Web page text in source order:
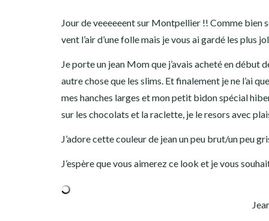
Jour de veeeeeent sur Montpellier !! Comme bien
vent l’air d’une folle mais je vous ai gardé les plus
Je porte un jean Mom que j’avais acheté en début
autre chose que les slims. Et finalement je ne l’ai
mes hanches larges et mon petit bidon spécial
sur les chocolats et la raclette, je le resors avec
J’adore cette couleur de jean un peu brut/un peu
J’espère que vous aimerez ce look et je vous